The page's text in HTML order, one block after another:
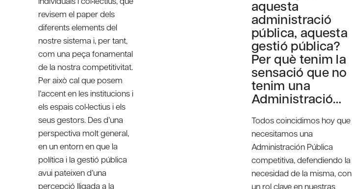
revisem el paper dels
diferents elements del
nostre sistema i, per tant,
com una peça fonamental
de la nostra competitivitat.
Per això cal que posem
l’accent en les institucions i
els espais col•lectius i els
seus gestors. Des d’una
perspectiva molt general,
en un entorn en que la
política i la gestió pública
avui pateixen d’una
percepció lligada a la
aquesta
administració
pública, aquesta
gestió pública?
Per què tenim la
sensació que no
tenim una
Administració…
Todos coincidimos hoy que
necesitamos una
Administración Pública
competitiva, defendiendo la
necesidad de la misma, con
un rol clave en nuestras